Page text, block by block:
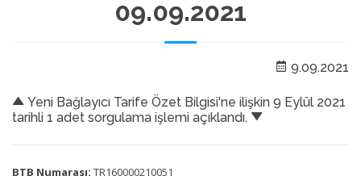
09.09.2021
9.09.2021
Yeni Bağlayıcı Tarife Özet Bilgisi'ne ilişkin 9 Eylül 2021
tarihli 1 adet sorgulama işlemi açıklandı.
BTB Numarası: TR160000210051